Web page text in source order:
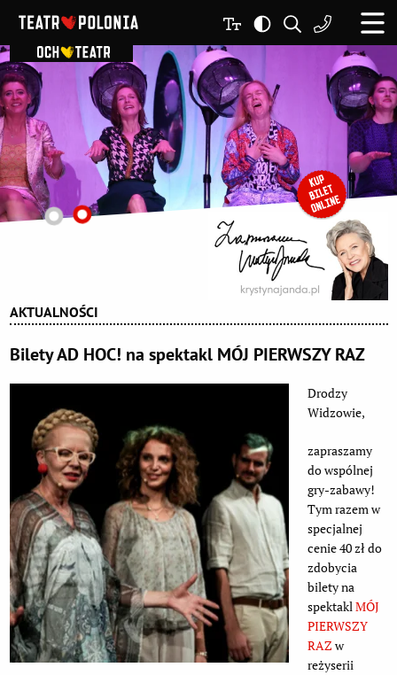
AKTUALNOŚCI
Bilety AD HOC! na spektakl MÓJ PIERWSZY RAZ
Drodzy
Widzowie,
zapraszamy
do wspólnej
gry-zabawy!
Tym razem w
specjalnej
cenie 40 zł do
zdobycia
bilety na
spektaklMÓJ
PIERWSZY
RAZ w
reżyserii